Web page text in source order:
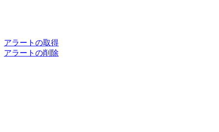
アラートの取得
アラートの削除